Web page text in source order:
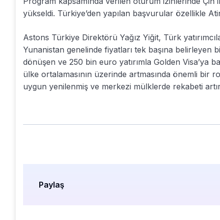
yükseldi. Türkiye’den yapılan başvurular özellikle
Astons Türkiye Direktörü Yağız Yiğit, Türk
Yunanistan genelinde fiyatları tek başına belirleyen
dönüşen ve 250 bin euro yatırımla Golden Visa’ya
ülke ortalamasının üzerinde artmasında önemli bir
uygun yenilenmiş ve merkezi mülklerde rekabeti
Paylaş